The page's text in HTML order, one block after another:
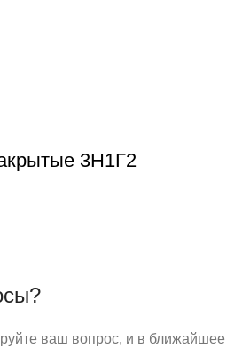
3Н1Г2
ваш вопрос, и в ближайшее